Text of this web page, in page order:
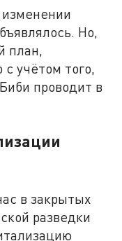
Но,
план,
учётом того,
проводит в
в закрытых
разведки